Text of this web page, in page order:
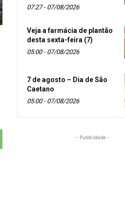
07:27 - 07/08/2026
Veja a farmácia de plantão
desta sexta-feira (7)
05:00 - 07/08/2026
7 de agosto – Dia de São
Caetano
05:00 - 07/08/2026
- Publicidade -